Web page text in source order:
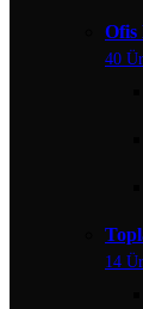
Ofis
40
14